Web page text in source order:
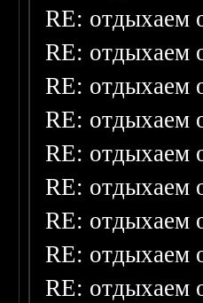
RE: отдыхаем
RE: отдыхаем
RE: отдыхаем
RE: отдыхаем
RE: отдыхаем
RE: отдыхаем
RE: отдыхаем
RE: отдыхаем
RE: отдыхаем